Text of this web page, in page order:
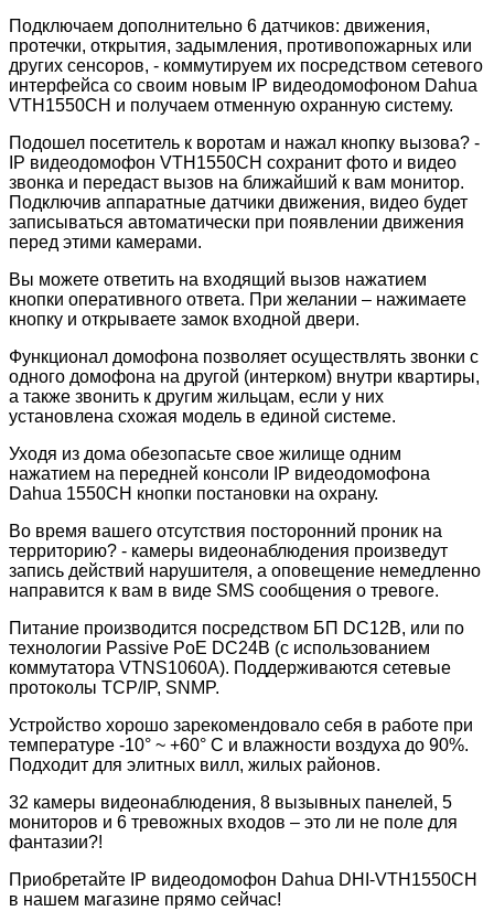
Подключаем дополнительно 6 датчиков: движения,
протечки, открытия, задымления, противопожарных или
других сенсоров, - коммутируем их посредством сетевого
интерфейса со своим новым IP видеодомофоном Dahua
VTH1550CH и получаем отменную охранную систему.
Подошел посетитель к воротам и нажал кнопку вызова? -
IP видеодомофон VTH1550CH сохранит фото и видео
звонка и передаст вызов на ближайший к вам монитор.
Подключив аппаратные датчики движения, видео будет
записываться автоматически при появлении движения
перед этими камерами.
Вы можете ответить на входящий вызов нажатием
кнопки оперативного ответа. При желании – нажимаете
кнопку и открываете замок входной двери.
Функционал домофона позволяет осуществлять звонки с
одного домофона на другой (интерком) внутри квартиры,
а также звонить к другим жильцам, если у них
установлена схожая модель в единой системе.
Уходя из дома обезопасьте свое жилище одним
нажатием на передней консоли IP видеодомофона
Dahua 1550CH кнопки постановки на охрану.
Во время вашего отсутствия посторонний проник на
территорию? - камеры видеонаблюдения произведут
запись действий нарушителя, а оповещение немедленно
направится к вам в виде SMS сообщения о тревоге.
Питание производится посредством БП DC12В, или по
технологии Passive PoE DC24В (с использованием
коммутатора VTNS1060A). Поддерживаются сетевые
протоколы TCP/IP, SNMP.
Устройство хорошо зарекомендовало себя в работе при
температуре -10° ~ +60° С и влажности воздуха до 90%.
Подходит для элитных вилл, жилых районов.
32 камеры видеонаблюдения, 8 вызывных панелей, 5
мониторов и 6 тревожных входов – это ли не поле для
фантазии?!
Приобретайте IP видеодомофон Dahua DHI-VTH1550CH
в нашем магазине прямо сейчас!